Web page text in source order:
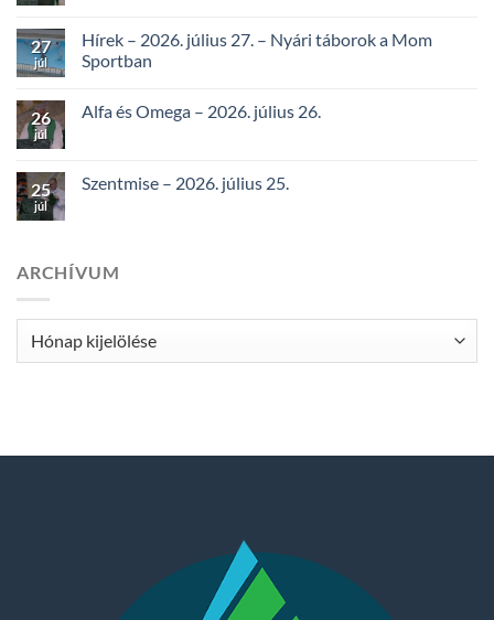
27
júl
Hírek – 2026. július 27. – Nyári táborok a Mom
Sportban
26
júl
Alfa és Omega – 2026. július 26.
25
júl
Szentmise – 2026. július 25.
ARCHÍVUM
Archívum